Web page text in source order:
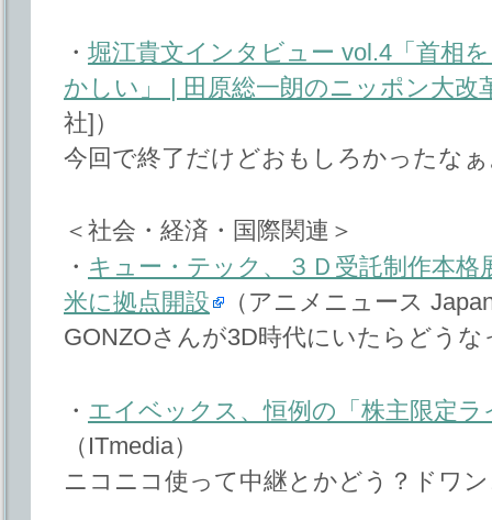
・ 堀江貴文インタビュー vol.4「首相
かしい」 | 田原総一朗のニッポン大改
社]）
今回で終了だけどおもしろかったな
＜社会・経済・国際関連＞
・ キュー・テック、３Ｄ受託制作本格
米に拠点開設
（アニメニュース
GONZOさんが3D時代にいたらどう
・ エイベックス、恒例の「株主限定
（ITmedia）
ニコニコ使って中継とかどう？ドワ